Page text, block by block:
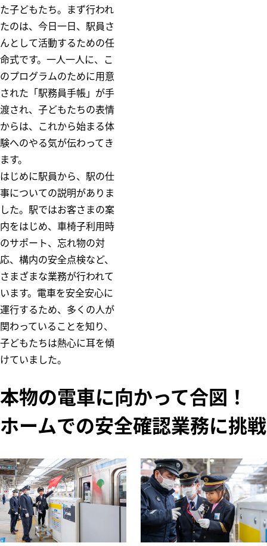
た子どもたち。まず行われ
たのは、今日一日、駅員さ
んとして活動するための任
命式です。一人一人に、こ
のプログラムのために用意
された「駅務員手帳」が手
渡され、子どもたちの表情
からは、これから始まる体
験へのやる気が伝わってき
ます。
はじめに駅員から、駅の仕
事についての説明がありま
した。駅ではお客さまの案
内をはじめ、車椅子利用時
のサポート、忘れ物の対
応、構内の安全点検など、
さまざまな業務が行われて
います。電車を安全安心に
運行するため、多くの人が
関わっていることを知り、
子どもたちは熱心に耳を傾
けていました。
本物の電車に向かって合図！
ホームでの安全確認業務に挑戦